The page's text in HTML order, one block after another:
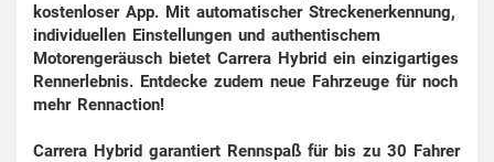
kostenloser App. Mit automatischer Streckenerkennung,
individuellen Einstellungen und authentischem
Motorengeräusch bietet Carrera Hybrid ein einzigartiges
Rennerlebnis. Entdecke zudem neue Fahrzeuge für noch
mehr Rennaction!
Carrera Hybrid garantiert Rennspaß für bis zu 30 Fahrer